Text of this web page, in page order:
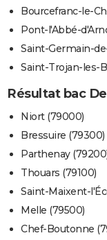
Bourcefranc-le-
Pont-l'Abbé-
Saint-Germain-
Saint-Trojan-les-
Résultat bac
Niort (79000)
Bressuire (79300)
Parthenay
Thouars (79100)
Saint-Maixent-
Melle (79500)
Chef-Boutonne